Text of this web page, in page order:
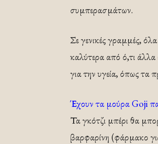
συμπερασμάτων.
Σε γενικές γραμμές,
καλύτερα από ό,τι
για την υγεία, όπως τα
Έχουν τα μούρα Goji
Τα γκότζι μπέρι θα
βαρφαρίνη (φάρμακο